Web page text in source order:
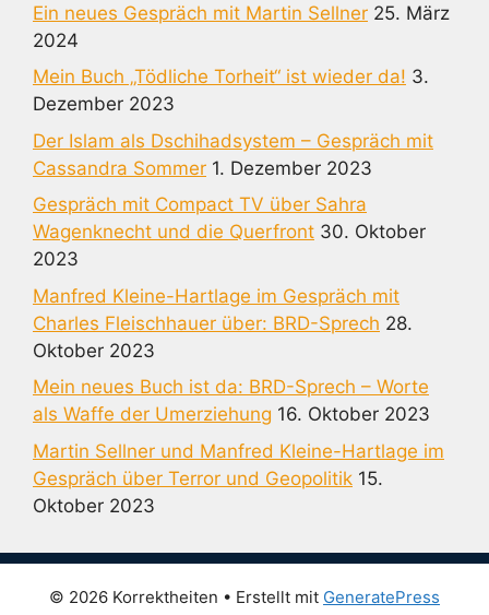
Ein neues Gespräch mit Martin Sellner 25. März
2024
Mein Buch „Tödliche Torheit“ ist wieder da! 3.
Dezember 2023
Der Islam als Dschihadsystem – Gespräch mit
Cassandra Sommer 1. Dezember 2023
Gespräch mit Compact TV über Sahra
Wagenknecht und die Querfront 30. Oktober
2023
Manfred Kleine-Hartlage im Gespräch mit
Charles Fleischhauer über: BRD-Sprech 28.
Oktober 2023
Mein neues Buch ist da: BRD-Sprech – Worte
als Waffe der Umerziehung 16. Oktober 2023
Martin Sellner und Manfred Kleine-Hartlage im
Gespräch über Terror und Geopolitik 15.
Oktober 2023
© 2026 Korrektheiten • Erstellt mit GeneratePress